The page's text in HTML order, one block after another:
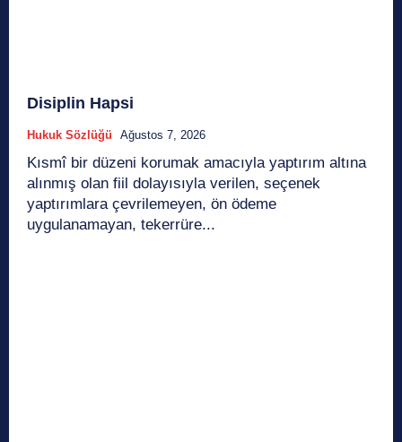
Disiplin Hapsi
Hukuk Sözlüğü Ağustos 7, 2026
Kısmî bir düzeni korumak amacıyla yaptırım altına
alınmış olan fiil dolayısıyla verilen, seçenek
yaptırımlara çevrilemeyen, ön ödeme
uygulanamayan, tekerrüre...